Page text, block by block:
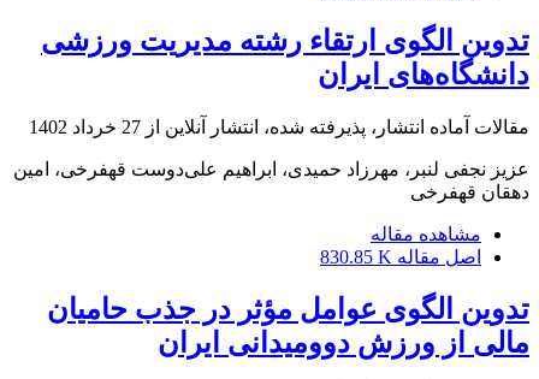
تدوین الگوی ارتقاء رشته مدیریت ورزشی
دانشگاه‌های ایران
مقالات آماده انتشار، پذیرفته شده، انتشار آنلاین از 27 خرداد 1402
عزیز نجفی لنبر، مهرزاد حمیدی، ابراهیم علی‌دوست قهفرخی، امین
دهقان قهفرخی
مشاهده مقاله
اصل مقاله 830.85 K
تدوین الگوی عوامل مؤثر در جذب حامیان
مالی از ورزش دوومیدانی ایران